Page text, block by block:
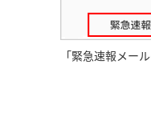
「緊急速報メー